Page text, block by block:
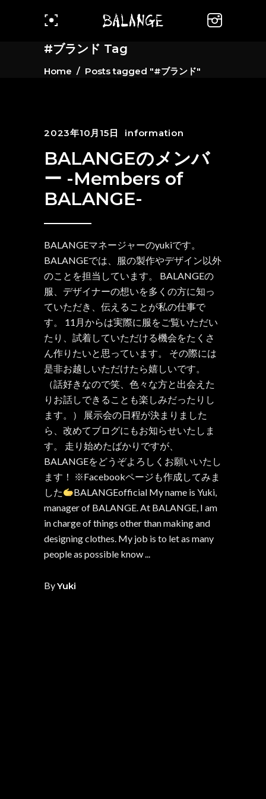
#ブランド Tag
Home / Posts tagged "#ブランド"
2023年10月15日 information
BALANGEのメンバ
ー -Members of
BALANGE-
BALANGEマネージャーのyukiです。
BALANGEでは、服の製作やデザイン以外
のことを担当しています。 BALANGEの
服、デザイナーの想いを多くの方に知っ
ていただき、伝えることが私の仕事で
す。 11月からは実際に服をご覧いただい
たり、試着していただける機会をたくさ
ん作りたいと思っています。 その際には
是非お越しいただけたら嬉しいです。
（話好きなので笑、色々な方と出会えた
りお話しできることも楽しみだったりし
ます。） 展示会の日程が決まりました
ら、改めてブログにもお知らせいたしま
す。 走り始めたばかりですが、
BALANGEをどうぞよろしくお願いいたし
ます！ ※Facebookページも作成してみま
した
BALANGEofficial My name is Yuki,
manager of BALANGE. At BALANGE, I am
in charge of things other than making and
designing clothes. My job is to let as many
people as possible know
ByYuki